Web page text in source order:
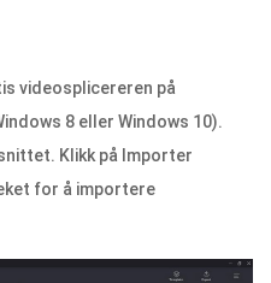
videosplicereren på
8 eller Windows 10).
Klikk på Importer
for å importere